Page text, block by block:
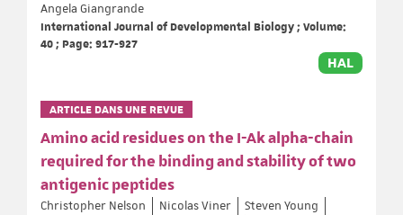
Angela Giangrande
International Journal of Developmental Biology ; Volume:
40 ; Page: 917-927
HAL
ARTICLE DANS UNE REVUE
Amino acid residues on the I-Ak alpha-chain
required for the binding and stability of two
antigenic peptides
Christopher Nelson Nicolas Viner
Steven Young